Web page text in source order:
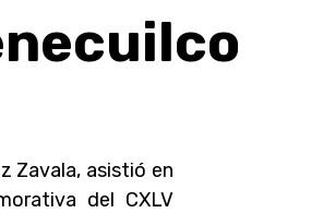
Zavala, asistió en
del CXLV